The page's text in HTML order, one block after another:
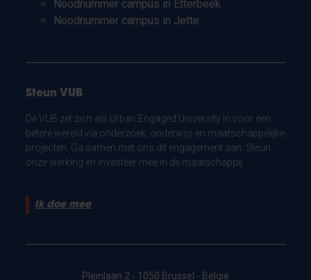
Noodnummer campus in Etterbeek
Noodnummer campus in Jette
Steun VUB
De VUB zet zich als Urban Engaged University in voor een
betere wereld via onderzoek, onderwijs en maatschappelijke
projecten. Ga samen met ons dit engagement aan. Steun
onze werking en investeer mee in de maatschappij.
Ik doe mee
Pleinlaan 2 - 1050 Brussel - België